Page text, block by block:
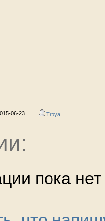
06-23 Troya
пока